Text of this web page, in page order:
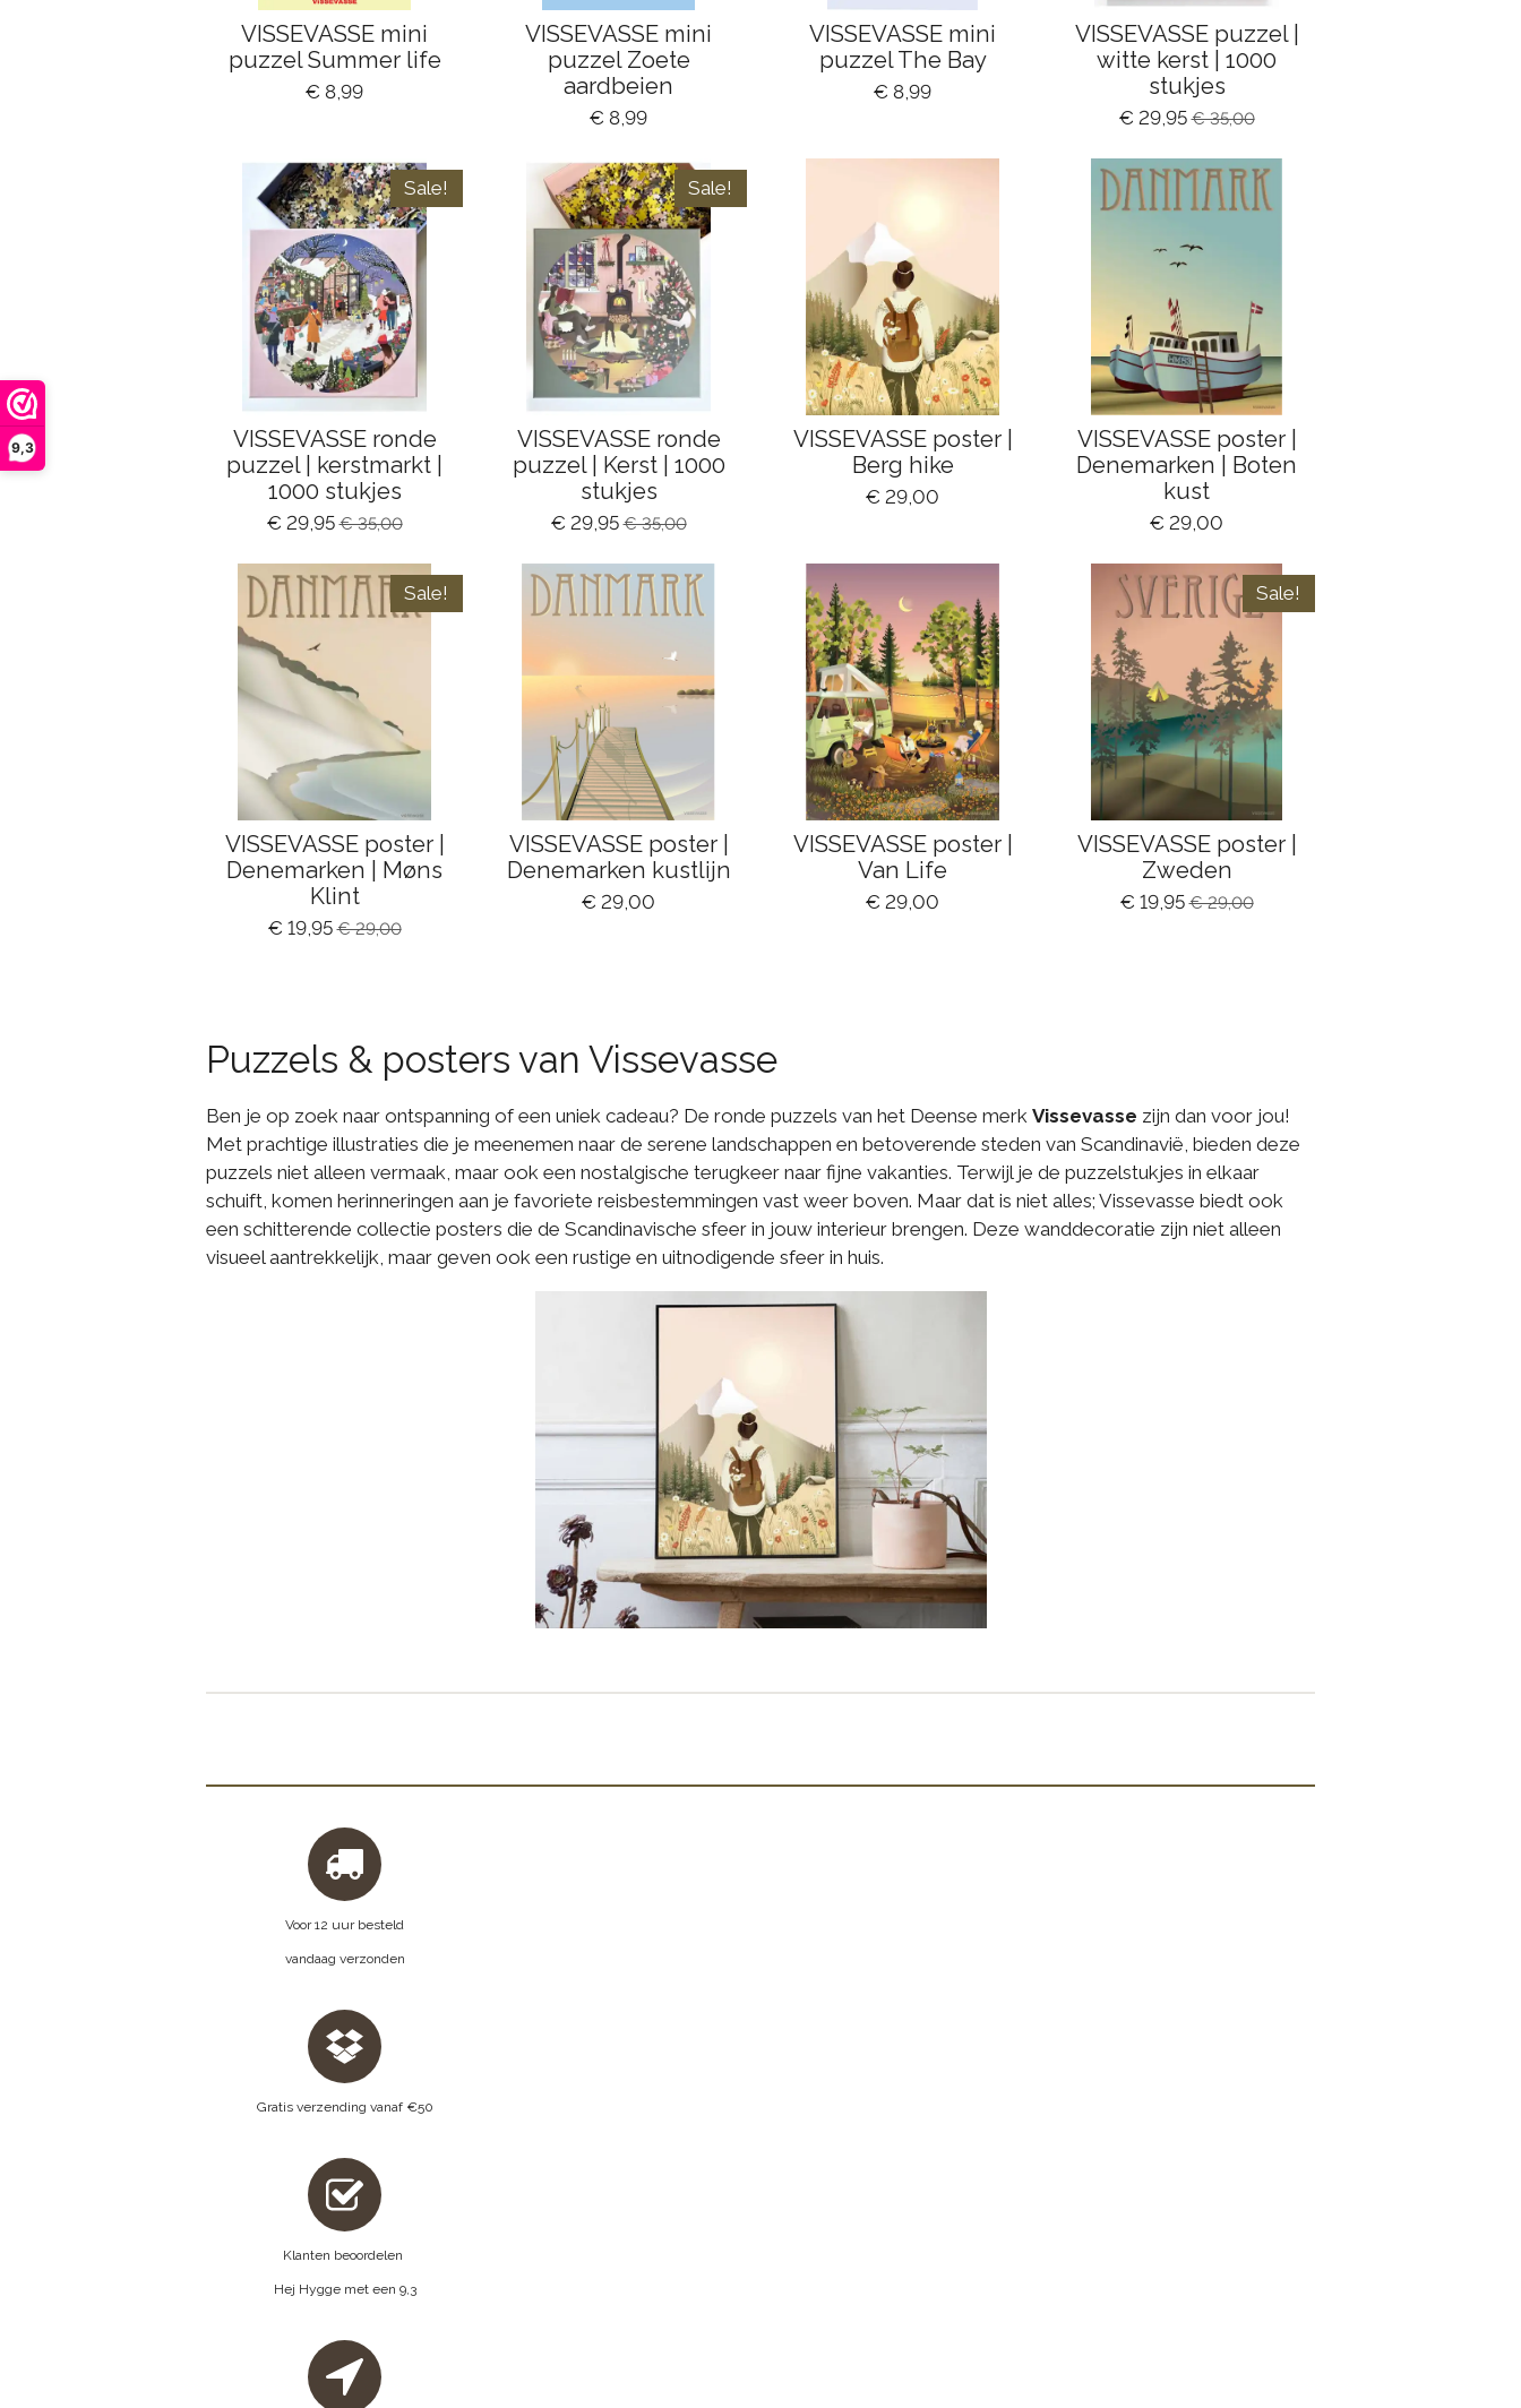
9,3
VISSEVASSE mini
puzzel Summer life
€ 8,99
VISSEVASSE mini
puzzel Zoete
aardbeien
€ 8,99
VISSEVASSE mini
puzzel The Bay
€ 8,99
VISSEVASSE puzzel |
witte kerst | 1000
stukjes
€ 29,95 € 35,00
Sale!
VISSEVASSE ronde
puzzel | kerstmarkt |
1000 stukjes
€ 29,95 € 35,00
Sale!
VISSEVASSE ronde
puzzel | Kerst | 1000
stukjes
€ 29,95 € 35,00
VISSEVASSE poster |
Berg hike
€ 29,00
VISSEVASSE poster |
Denemarken | Boten
kust
€ 29,00
Sale!
VISSEVASSE poster |
Denemarken | Møns
Klint
€ 19,95 € 29,00
VISSEVASSE poster |
Denemarken kustlijn
€ 29,00
VISSEVASSE poster |
Van Life
€ 29,00
Sale!
VISSEVASSE poster |
Zweden
€ 19,95 € 29,00
Puzzels & posters van Vissevasse
Ben je op zoek naar ontspanning of een uniek cadeau? De ronde puzzels van het Deense merk Vissevasse zijn dan voor jou!
Met prachtige illustraties die je meenemen naar de serene landschappen en betoverende steden van Scandinavië, bieden deze
puzzels niet alleen vermaak, maar ook een nostalgische terugkeer naar fijne vakanties. Terwijl je de puzzelstukjes in elkaar
schuift, komen herinneringen aan je favoriete reisbestemmingen vast weer boven. Maar dat is niet alles; Vissevasse biedt ook
een schitterende collectie posters die de Scandinavische sfeer in jouw interieur brengen. Deze wanddecoratie zijn niet alleen
visueel aantrekkelijk, maar geven ook een rustige en uitnodigende sfeer in huis.
Voor 12 uur besteld
vandaag verzonden
Gratis verzending vanaf €50
Klanten beoordelen
Hej Hygge met een 9,3